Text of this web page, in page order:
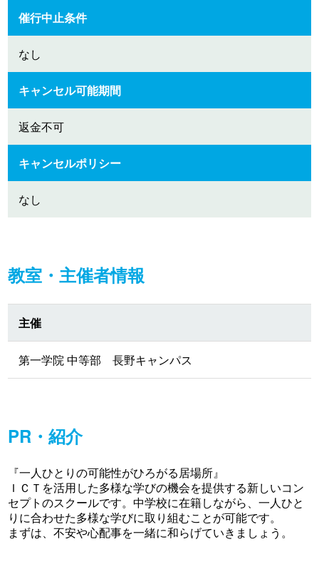
催行中止条件
なし
キャンセル可能期間
返金不可
キャンセルポリシー
なし
教室・主催者情報
主催
第一学院 中等部 長野キャンパス
PR・紹介
『一人ひとりの可能性がひろがる居場所』
ＩＣＴを活用した多様な学びの機会を提供する新しいコン
セプトのスクールです。中学校に在籍しながら、一人ひと
りに合わせた多様な学びに取り組むことが可能です。
まずは、不安や心配事を一緒に和らげていきましょう。